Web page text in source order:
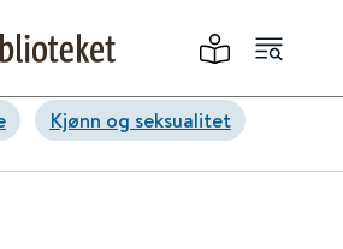
Kjønn og seksualitet